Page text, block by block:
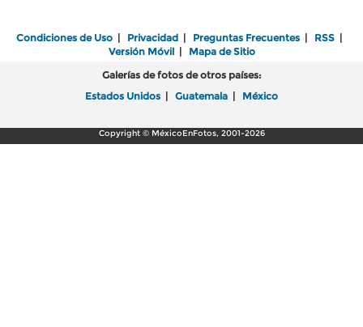
Condiciones de Uso | Privacidad | Preguntas Frecuentes | RSS |
Versión Móvil| Mapa de Sitio
Galerías de fotos de otros países:
Estados Unidos | Guatemala | México
Copyright © MéxicoEnFotos, 2001-2026